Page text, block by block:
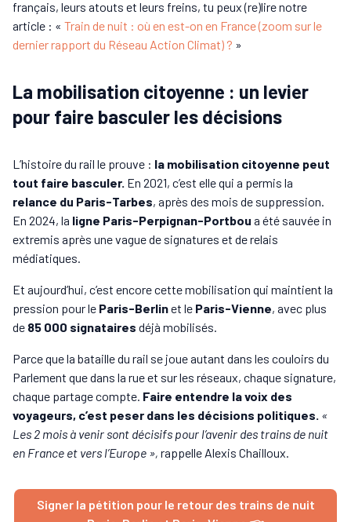
français, leurs atouts et leurs freins, tu peux (re)lire notre
article : « Train de nuit : où en est-on en France (zoom sur le
dernier rapport du Réseau Action Climat) ? »
La mobilisation citoyenne : un levier
pour faire basculer les décisions
L’histoire du rail le prouve : la mobilisation citoyenne peut
tout faire basculer. En 2021, c’est elle qui a permis la
relance du Paris-Tarbes, après des mois de suppression.
En 2024, la ligne Paris-Perpignan-Portbou a été sauvée in
extremis après une vague de signatures et de relais
médiatiques.
Et aujourd’hui, c’est encore cette mobilisation qui maintient la
pression pour le Paris-Berlinet le Paris-Vienne, avec plus
de 85 000 signataires déjà mobilisés.
Parce que la bataille du rail se joue autant dans les couloirs du
Parlement que dans la rue et sur les réseaux, chaque signature,
chaque partage compte. Faire entendre la voix des
voyageurs, c’est peser dans les décisions politiques. «
Les 2 mois à venir sont décisifs pour l’avenir des trains de nuit
en France et vers l’Europe », rappelle Alexis Chailloux.
Signer la pétition pour le retour des trains de nuit